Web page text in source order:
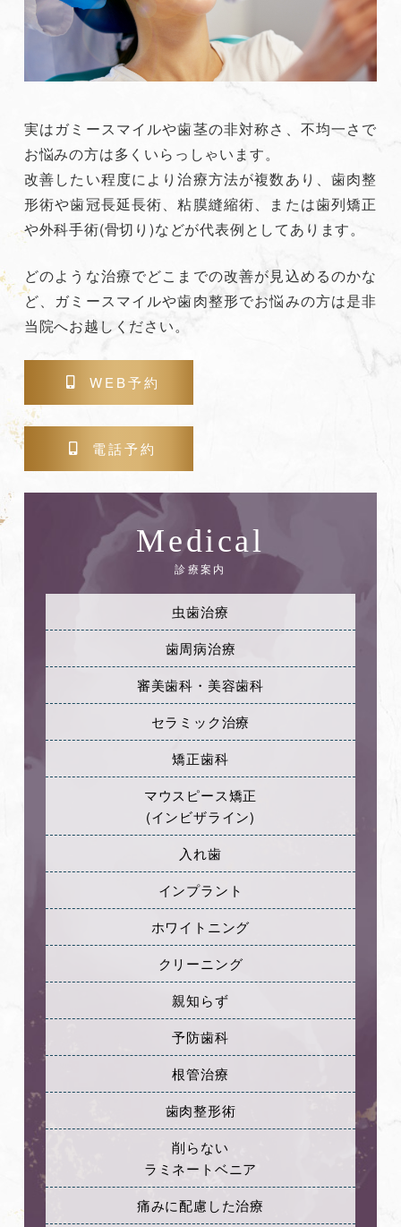
実はガミースマイルや歯茎の非対称さ、不均一さで
お悩みの方は多くいらっしゃいます。
改善したい程度により治療方法が複数あり、歯肉整
形術や歯冠長延長術、粘膜縫縮術、または歯列矯正
や外科手術(骨切り)などが代表例としてあります。
どのような治療でどこまでの改善が見込めるのかな
ど、ガミースマイルや歯肉整形でお悩みの方は是非
当院へお越しください。
WEB予約
電話予約
Medical
診療案内
虫歯治療
歯周病治療
審美歯科・美容歯科
セラミック治療
矯正歯科
マウスピース矯正
(インビザライン)
入れ歯
インプラント
ホワイトニング
クリーニング
親知らず
予防歯科
根管治療
歯肉整形術
削らない
ラミネートベニア
痛みに配慮した治療